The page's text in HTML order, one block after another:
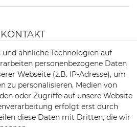
KONTAKT
09721 / 9453362
4
Schweinfurt
ähnliche Technologien auf
personenbezogene Daten
Webseite (z.B. IP-Adresse), um
zu personalisieren, Medien von
oder Zugriffe auf unsere Website
erfolgt erst durch
diese Daten mit Dritten, die wir